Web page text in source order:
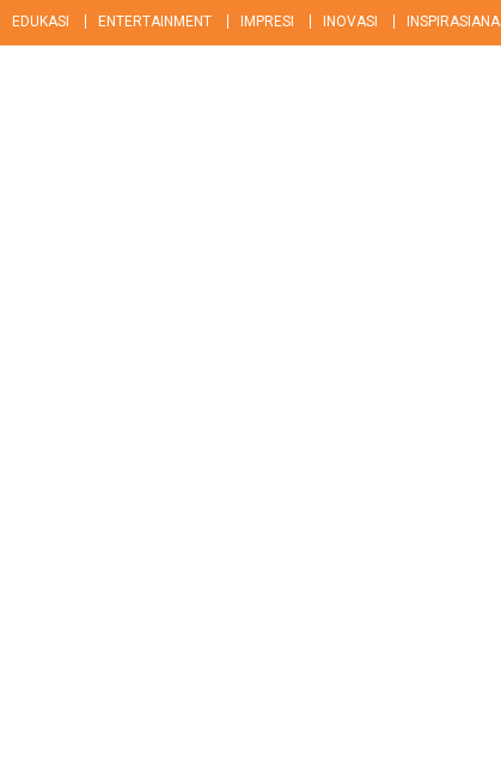
EDUKASI ENTERTAINMENT IMPRESI INOVASI INSPIRASIANA